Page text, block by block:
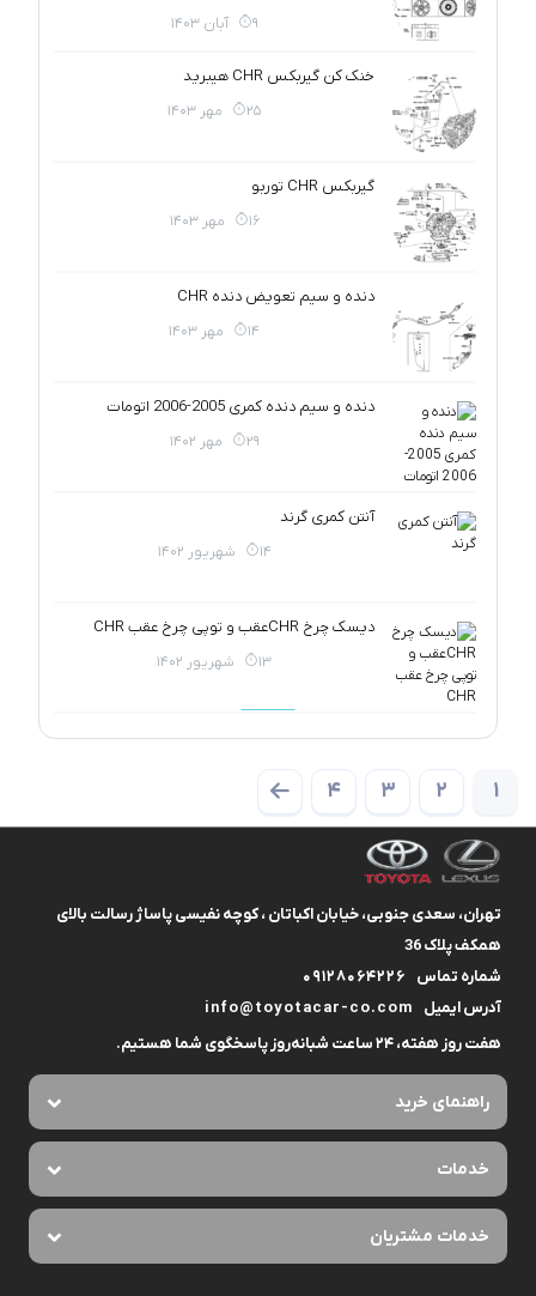
9 آبان 1403
خنک کن گیربکس CHR هیبرید
25 مهر 1403
گیربکس CHR توربو
16 مهر 1403
دنده و سیم تعویض دنده CHR
14 مهر 1403
دنده و سیم دنده کمری 2005-2006 اتومات
29 مهر 1402
آنتن کمری گرند
14 شهریور 1402
دیسک چرخ CHRعقب و توپی چرخ عقب CHR
13 شهریور 1402
1
2
3
4
تهران، سعدی جنوبی، خیابان اکباتان ، کوچه نفیسی پاساژ رسالت بالای
همکف پلاک 36
شماره تماس
09128064226
آدرس ایمیل
info@toyotacar-co.com
هفت روز هفته، ۲۴ ساعت شبانه‌روز پاسخگوی شما هستیم.
راهنمای خرید
خدمات
خدمات مشتریان